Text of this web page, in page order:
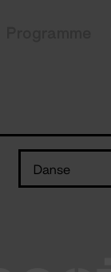
Danse